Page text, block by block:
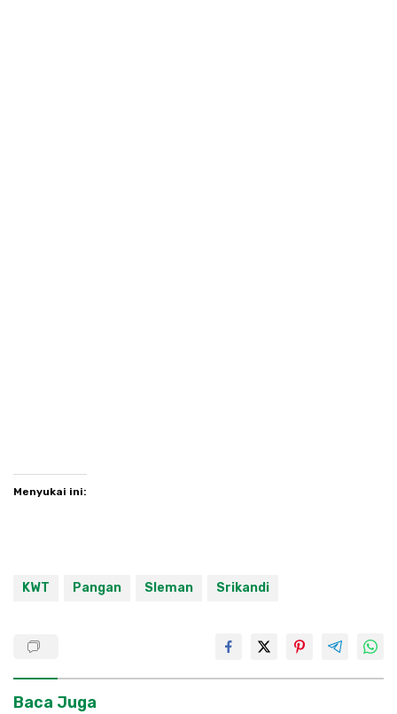
Menyukai ini:
KWT Pangan Sleman Srikandi
Baca Juga